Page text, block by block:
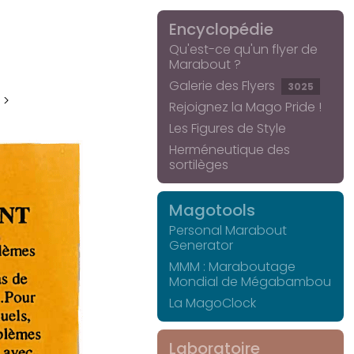
Encyclopédie
Qu'est-ce qu'un flyer de
Marabout ?
Galerie des Flyers
3025
Rejoignez la Mago Pride !
Les Figures de Style
Herméneutique des
sortilèges
Magotools
Personal Marabout
Generator
MMM : Maraboutage
Mondial de Mégabambou
La MagoClock
Laboratoire